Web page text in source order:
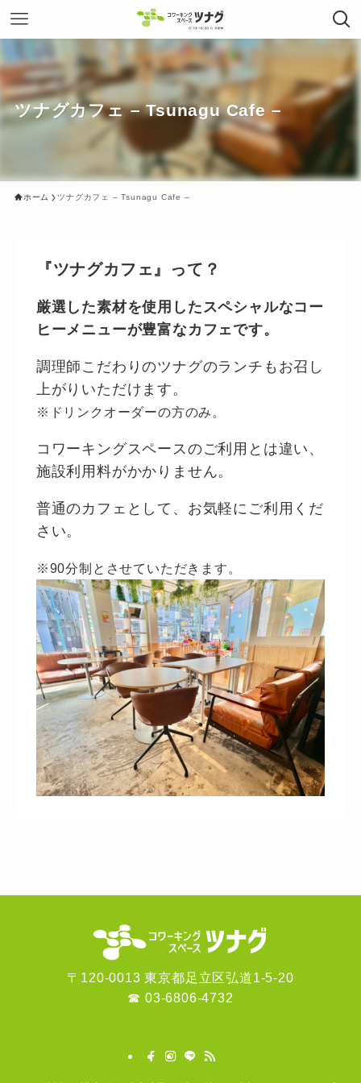
ツナグカフェ – Tsunagu Cafe –
ホーム ツナグカフェ – Tsunagu Cafe –
『ツナグカフェ』って？
厳選した素材を使用したスペシャルなコー
ヒーメニューが豊富なカフェです。
調理師こだわりのツナグのランチもお召し
上がりいただけます。
※ドリンクオーダーの方のみ。
コワーキングスペースのご利用とは違い、
施設利用料がかかりません。
普通のカフェとして、お気軽にご利用くだ
さい。
※90分制とさせていただきます。
〒120-0013 東京都足立区弘道1-5-20
☎ 03-6806-4732